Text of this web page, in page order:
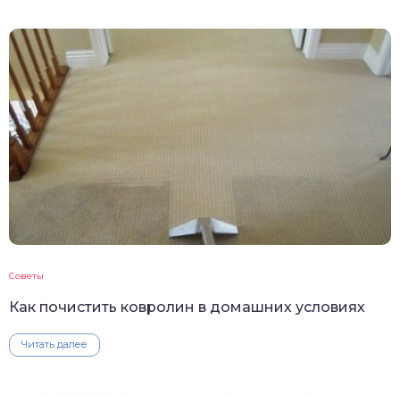
Советы
Как почистить ковролин в домашних условиях
Читать далее